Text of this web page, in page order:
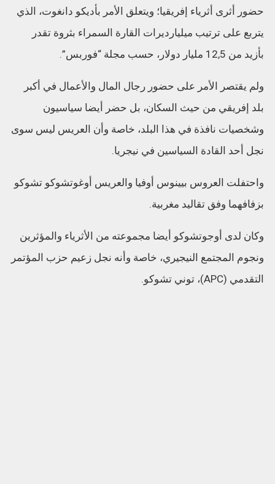
حضور أثرى أثرياء إفريقيا؛ ويتعلق الأمر بأديكو دانغوت، الذي
يتربع على ترتيب ميليارديرات القارة السمراء بثروة تقدر
بأزيد من 12,5 مليار دولار، حسب مجلة “فوربس”.
ولم يقتصر الأمر على حضور رجال المال والأعمال في أكبر
بلد إفريقي من حيث السكان، بل حضر أيضا سياسيون
وشخصيات نافذة في هذا البلد، خاصة وأن العريس ليس سوى
نجل أحد القادة السياسين في نيجريا.
واحتفلت العروس بيينوس أوفيا والعريس أوغوتشوكو تشوكو
بزفافهما وفق تقاليد مغربية.
وكان لدى أوجوتشوكو أيضا مجموعته من الأثرياء والمؤثرين
ونجوم المجتمع النيجيري، خاصة وأنه نجل زعيم حزب المؤتمر
التقدمي (APC)، توني تشوكو.